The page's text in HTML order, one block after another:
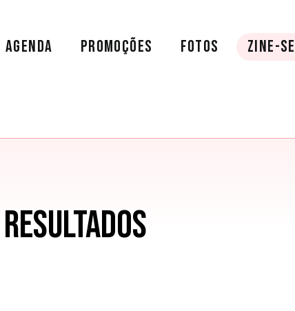
AGENDA PROMOÇÕES FOTOS ZINE-SE
RESULTADOS